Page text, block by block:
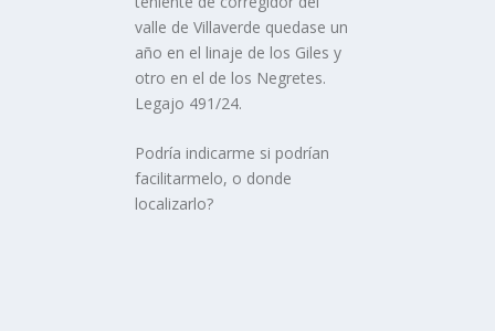
valle de Villaverde quedase un
año en el linaje de los Giles y
otro en el de los Negretes.
Legajo 491/24.
Podría indicarme si podrían
facilitarmelo, o donde
localizarlo?